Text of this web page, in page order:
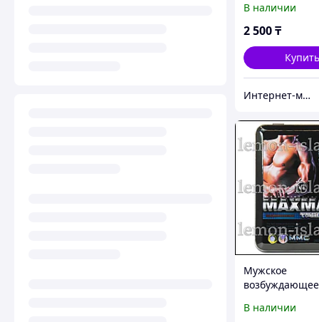
Платинум, 10
В наличии
2 500₸
Купить
Интернет-магазин "Лимонный островок"
Мужское
возбуждающее
(Max man), 10
В наличии